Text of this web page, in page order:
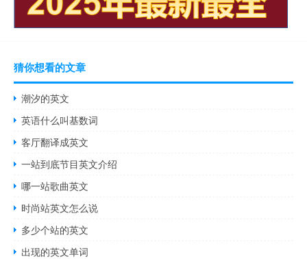
猜你想看的文章
潮汐的英文
英语什么叫基数词
客厅翻译成英文
一站到底节目英文介绍
哪一站歌曲英文
时尚站英文怎么说
多少个站的英文
出现的英文单词